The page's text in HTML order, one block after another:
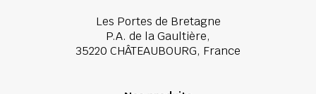
Les Portes de Bretagne
P.A. de la Gaultière,
35220 CHÂTEAUBOURG, France